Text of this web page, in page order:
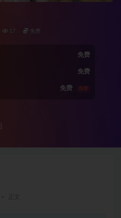
17 免费
免费
免费
免费 推荐